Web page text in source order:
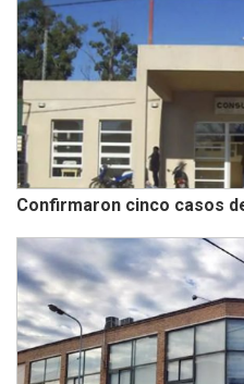
Confirmaron cinco casos